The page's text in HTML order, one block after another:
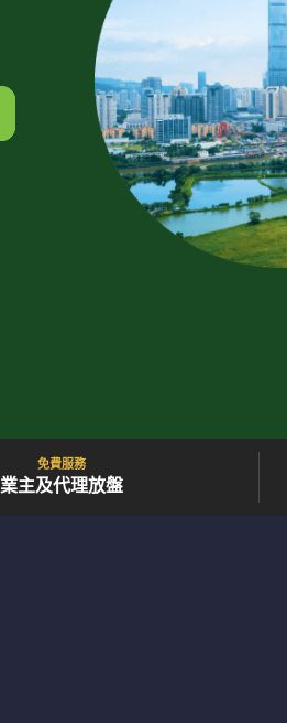
免費服務
業主及代理放盤